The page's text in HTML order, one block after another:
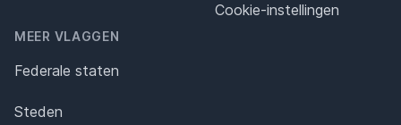
MEER VLAGGEN
Federale staten
Steden
Cookie-instellingen